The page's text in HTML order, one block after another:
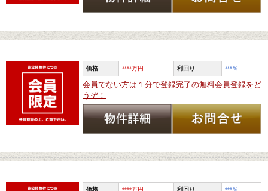
価格 ****万円 利回り ***％
会員でない方は１分で登録完了の無料会員登録をど
うぞ！
価格 ****万円 利回り ***％